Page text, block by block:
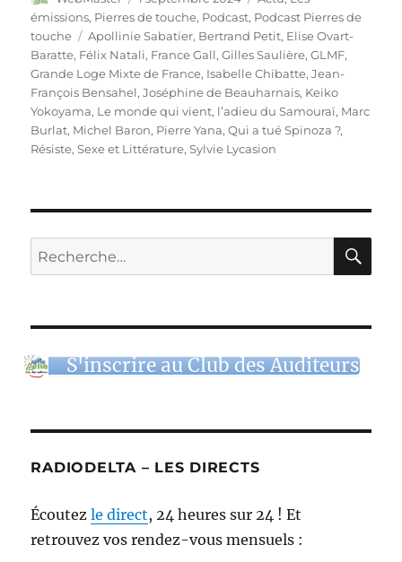
le
émissions, Pierres de touche, Podcast, Podcast Pierres de
touche
Étiquettes
Apollinie Sabatier, Bertrand Petit, Elise Ovart-
Baratte, Félix Natali, France Gall,Gilles Saulière,GLMF,
Grande Loge Mixte de France, Isabelle Chibatte,Jean-
François Bensahel,Joséphine de Beauharnais, Keiko
Yokoyama, Le monde qui vient, l’adieu du Samouraï, Marc
Burlat, Michel Baron, Pierre Yana,Qui a tué Spinoza ?,
Résiste,Sexe et Littérature,Sylvie Lycasion
Recherche
pour :
S'inscrire au Club des Auditeurs
RADIODELTA – LES DIRECTS
Écoutezle direct, 24 heures sur 24 ! Et
retrouvez vos rendez-vous mensuels :